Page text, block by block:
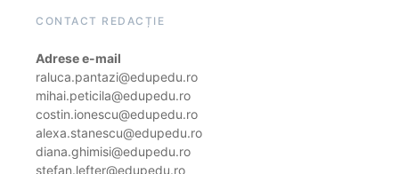
CONTACT REDACȚIE
Adrese e-mail
raluca.pantazi@edupedu.ro
mihai.peticila@edupedu.ro
costin.ionescu@edupedu.ro
alexa.stanescu@edupedu.ro
diana.ghimisi@edupedu.ro
stefan.lefter@edupedu.ro